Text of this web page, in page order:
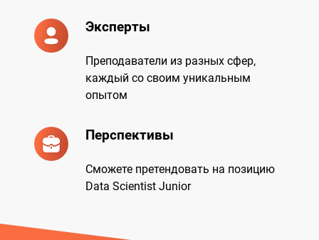
Эксперты
Преподаватели из разных сфер,
каждый со своим уникальным
опытом
Перспективы
Сможете претендовать на позицию
Data Scientist Junior